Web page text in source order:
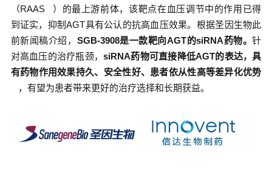
（RAAS
）的最上游前体，该靶点在血压调节中的作用已得
到证实，抑制AGT具有公认的抗高血压效果。根据圣因生物此
前新闻稿介绍， SGB-3908是一款靶向AGT的siRNA药物。针
对高血压的治疗瓶颈，siRNA药物可直接降低AGT的表达，具
有药物作用效果持久、安全性好、患者依从性高等差异化优势
，有望为患者带来更好的治疗选择和长期获益。